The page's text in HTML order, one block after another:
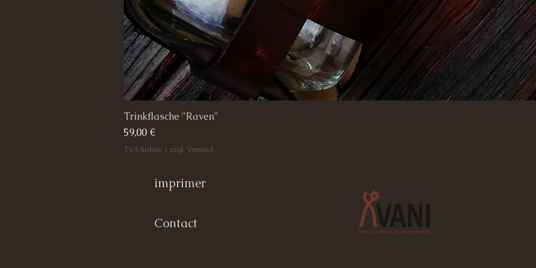
Trinkflasche "Raven"
Prix
59,00 €
TVA Incluse | zzgl. Versand
imprimer
Contact